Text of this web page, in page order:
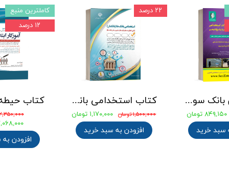
۲,۳۵۰,۰۰۰
۲,۰۶۸,۰۰۰
افزودن
کاملترین منبع
۱۲ درصد
کتاب استخدامی بانک های خصوصی و دولتی (بانکدار) 1404 انتشارات آراه
۱,۵۰۰,۰۰۰ تومان ۱,۱۷۰,۰۰۰ تومان
افزودن به سبد خرید
۲۲ درصد
جامع ترین بانک سوالات استخدامی مهندسی شیمی، پلیمر و پتروشیمی
۸۴۹,۱۵۰ تومان
سبد خرید